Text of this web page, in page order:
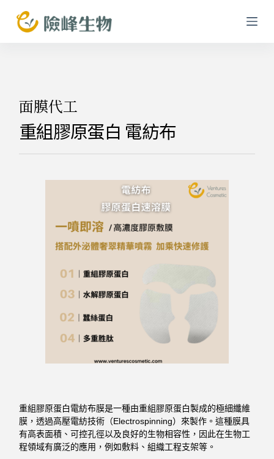
跳
至
面膜代工
重組膠原蛋白 電紡布
重組膠原蛋白電紡布膜是一種由重組膠原蛋白製成的極細纖維
膜，透過高壓電紡技術（Electrospinning）來製作。這種膜具
有高表面積、可控孔徑以及良好的生物相容性，因此在生物工
程領域有廣泛的應用，例如敷料、組織工程支架等。